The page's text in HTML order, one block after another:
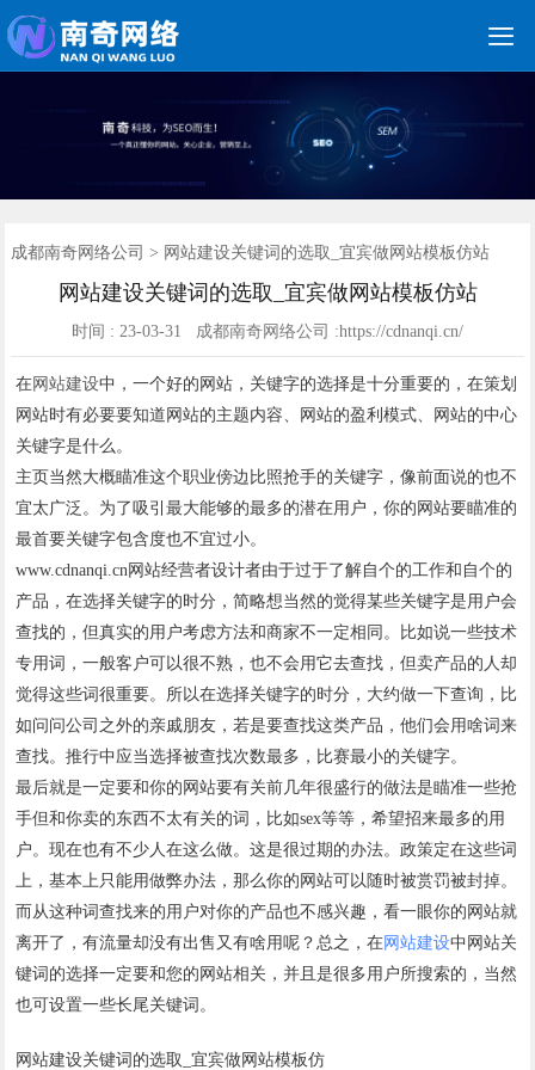

首页
网站建设
网站制作
关键词优化
朋友圈广告
竞价托管
网络营销
网络推广
软件开发
新媒体运营
成都南奇网络公司 > 网站建设关键词的选取_宜宾做网站模板仿站
网站建设关键词的选取_宜宾做网站模板仿站
时间 : 23-03-31 成都南奇网络公司 :https://cdnanqi.cn/
在网站建设中，一个好的网站，关键字的选择是十分重要的，在策划
网站时有必要要知道网站的主题内容、网站的盈利模式、网站的中心
关键字是什么。
主页当然大概瞄准这个职业傍边比照抢手的关键字，像前面说的也不
宜太广泛。为了吸引最大能够的最多的潜在用户，你的网站要瞄准的
最首要关键字包含度也不宜过小。
www.cdnanqi.cn网站经营者设计者由于过于了解自个的工作和自个的
产品，在选择关键字的时分，简略想当然的觉得某些关键字是用户会
查找的，但真实的用户考虑方法和商家不一定相同。比如说一些技术
专用词，一般客户可以很不熟，也不会用它去查找，但卖产品的人却
觉得这些词很重要。所以在选择关键字的时分，大约做一下查询，比
如问问公司之外的亲戚朋友，若是要查找这类产品，他们会用啥词来
查找。推行中应当选择被查找次数最多，比赛最小的关键字。
最后就是一定要和你的网站要有关前几年很盛行的做法是瞄准一些抢
手但和你卖的东西不太有关的词，比如sex等等，希望招来最多的用
户。现在也有不少人在这么做。这是很过期的办法。政策定在这些词
上，基本上只能用做弊办法，那么你的网站可以随时被赏罚被封掉。
而从这种词查找来的用户对你的产品也不感兴趣，看一眼你的网站就
离开了，有流量却没有出售又有啥用呢？总之，在网站建设中网站关
键词的选择一定要和您的网站相关，并且是很多用户所搜索的，当然
也可设置一些长尾关键词。
网站建设关键词的选取_宜宾做网站模板仿